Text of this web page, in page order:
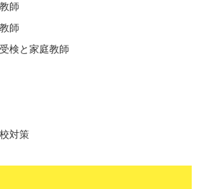
師
師
検と家庭教師
対策